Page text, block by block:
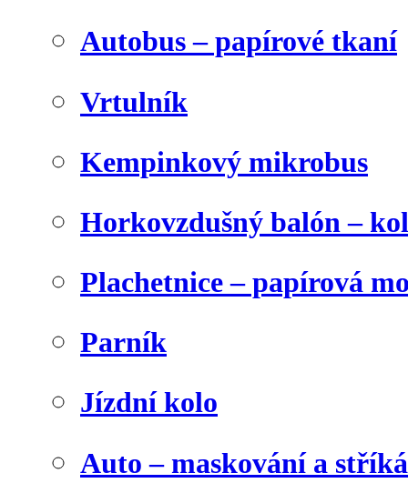
Autobus – papírové tkaní
Vrtulník
Kempinkový mikrobus
Horkovzdušný balón –
Plachetnice – papírová
Parník
Jízdní kolo
Auto – maskování a